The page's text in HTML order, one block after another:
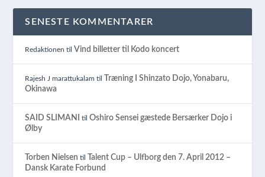
SENESTE KOMMENTARER
Redaktionen til Vind billetter til Kodo koncert
Rajesh J marattukalam til Træning I Shinzato Dojo, Yonabaru,
Okinawa
SAID SLIMANI tilOshiro Sensei gæstede Bersærker Dojo i
Ølby
Torben Nielsen til Talent Cup – Ulfborg den 7. April 2012 –
Dansk Karate Forbund